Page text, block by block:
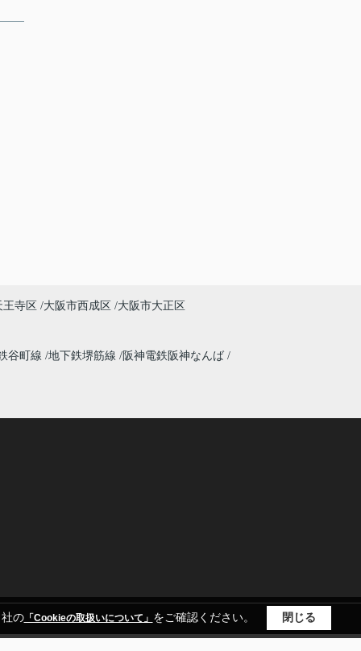
寺区 大阪市西成区 大阪市大正区
谷町線 地下鉄堺筋線 阪神電鉄阪神なんば
の「Cookieの取扱いについて」 をご確認ください。 閉じる